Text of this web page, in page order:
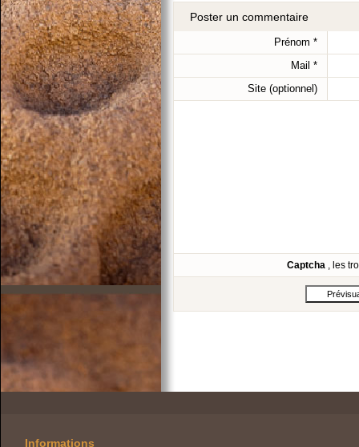
Poster un commentaire
Prénom *
Mail *
Site (optionnel)
Captcha , les
Informations